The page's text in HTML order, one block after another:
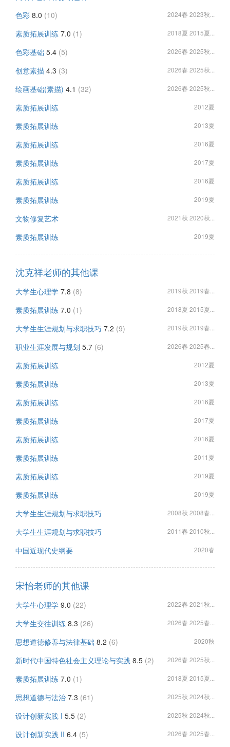
色彩 8.0 (10) 2024春 2023秋...
素质拓展训练 7.0 (1) 2018夏 2015夏...
色彩基础 5.4 (5) 2026春 2025秋...
创意素描 4.3 (3) 2026春 2025秋...
绘画基础(素描) 4.1 (32) 2026春 2025秋...
素质拓展训练 2012夏
素质拓展训练 2013夏
素质拓展训练 2016夏
素质拓展训练 2017夏
素质拓展训练 2016夏
素质拓展训练 2019夏
文物修复艺术 2021秋 2020秋...
素质拓展训练 2019夏
沈克祥老师的其他课
大学生心理学 7.8 (8) 2019秋 2019春...
素质拓展训练 7.0 (1) 2018夏 2015夏...
大学生生涯规划与求职技巧 7.2 (9) 2019秋 2019春...
职业生涯发展与规划 5.7 (6) 2026春 2025春...
素质拓展训练 2012夏
素质拓展训练 2013夏
素质拓展训练 2016夏
素质拓展训练 2017夏
素质拓展训练 2016夏
素质拓展训练 2011夏
素质拓展训练 2019夏
素质拓展训练 2019夏
大学生生涯规划与求职技巧 2008秋 2008春...
大学生生涯规划与求职技巧 2011春 2010秋...
中国近现代史纲要 2020春
宋怡老师的其他课
大学生心理学 9.0 (22) 2022春 2021秋...
大学生交往训练 8.3 (26) 2026春 2025春...
思想道德修养与法律基础 8.2 (6) 2020秋
新时代中国特色社会主义理论与实践 8.5 (2) 2026春 2025秋...
素质拓展训练 7.0 (1) 2018夏 2015夏...
思想道德与法治 7.3 (61) 2025秋 2024秋...
设计创新实践 I 5.5 (2) 2025秋 2024秋...
设计创新实践 II 6.4 (5) 2026春 2025春...